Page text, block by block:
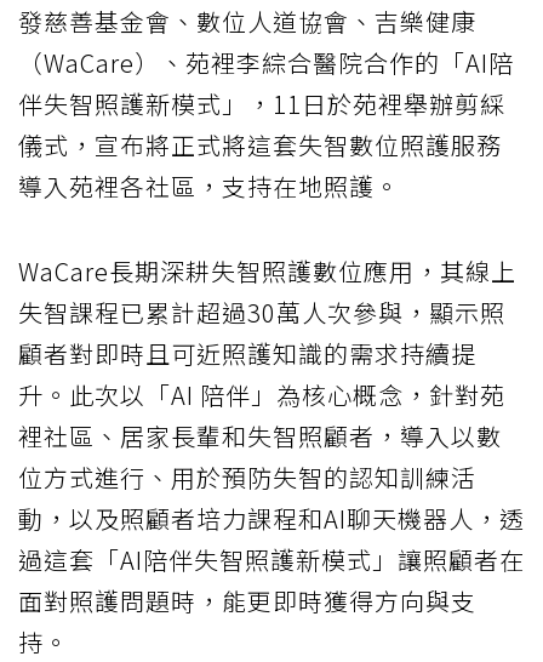
發慈善基金會、數位人道協會、吉樂健康
（WaCare）、苑裡李綜合醫院合作的「AI陪
伴失智照護新模式」，11日於苑裡舉辦剪綵
儀式，宣布將正式將這套失智數位照護服務
導入苑裡各社區，支持在地照護。
WaCare長期深耕失智照護數位應用，其線上
失智課程已累計超過30萬人次參與，顯示照
顧者對即時且可近照護知識的需求持續提
升。此次以「AI 陪伴」為核心概念，針對苑
裡社區、居家長輩和失智照顧者，導入以數
位方式進行、用於預防失智的認知訓練活
動，以及照顧者培力課程和AI聊天機器人，透
過這套「AI陪伴失智照護新模式」讓照顧者在
面對照護問題時，能更即時獲得方向與支
持。